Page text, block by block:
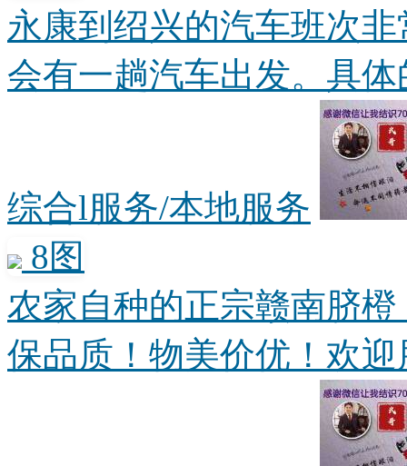
永康到绍兴的汽车班次
会有一趟汽车出发。具体
综合l服务/本地服务
8图
农家自种的正宗赣南脐
保品质！物美价优！欢迎